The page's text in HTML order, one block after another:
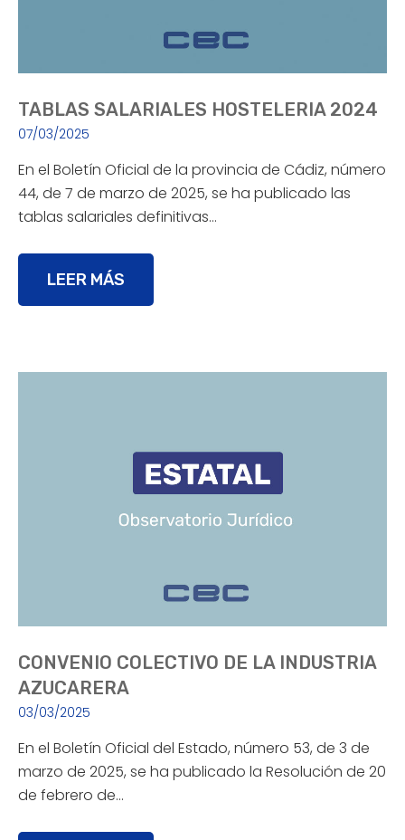
TABLAS SALARIALES HOSTELERIA 2024
07/03/2025
En el Boletín Oficial de la provincia de Cádiz, número
44, de 7 de marzo de 2025, se ha publicado las
tablas salariales definitivas…
LEER MÁS
CONVENIO COLECTIVO DE LA INDUSTRIA
AZUCARERA
03/03/2025
En el Boletín Oficial del Estado, número 53, de 3 de
marzo de 2025, se ha publicado la Resolución de 20
de febrero de…